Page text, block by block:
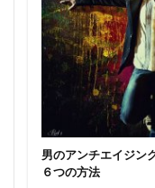
男のアンチエイジン
６つの方法